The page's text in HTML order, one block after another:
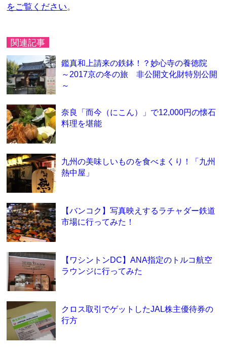
をご覧ください。
関連記事
鑑真和上請来の鉄鉢！？妙心寺の養徳院
～2017京の冬の旅 非公開文化財特別公開
～
奈良「而今（にこん）」で12,000円の懐石
料理を堪能
九州の美味しいものを食べまくり！「九州
熱中屋」
【バンコク】写真映えするラチャダー鉄道
市場に行ってみた！
【ワシントンDC】ANA指定のトルコ航空
ラウンジに行ってみた
クロス取引でゲットしたJAL株主優待券の
行方